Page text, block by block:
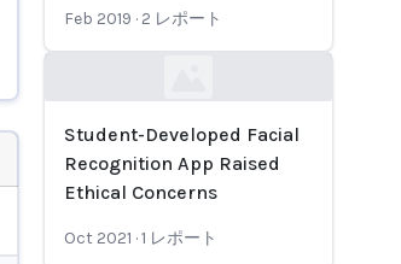
Feb 2019 · 2 レポート
Student-Developed Facial
Recognition App Raised
Ethical Concerns
Oct 2021 ·1 レポート